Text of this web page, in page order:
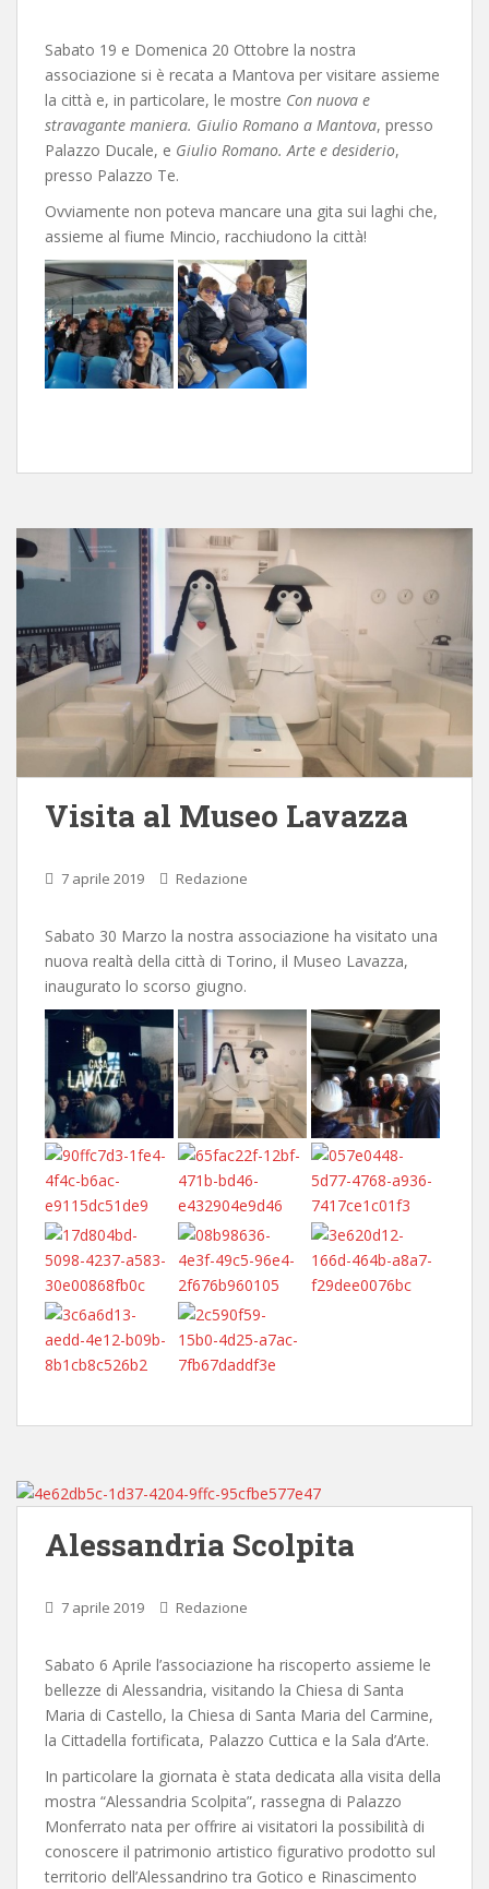
Sabato 19 e Domenica 20 Ottobre la nostra
associazione si è recata a Mantova per visitare assieme
la città e, in particolare, le mostre Con nuova e
stravagante maniera. Giulio Romano a Mantova, presso
Palazzo Ducale, e Giulio Romano. Arte e desiderio,
presso Palazzo Te.
Ovviamente non poteva mancare una gita sui laghi che,
assieme al fiume Mincio, racchiudono la città!
Visita al Museo Lavazza
7 aprile 2019 Redazione
Sabato 30 Marzo la nostra associazione ha visitato una
nuova realtà della città di Torino, il Museo Lavazza,
inaugurato lo scorso giugno.
Alessandria Scolpita
7 aprile 2019 Redazione
Sabato 6 Aprile l’associazione ha riscoperto assieme le
bellezze di Alessandria, visitando la Chiesa di Santa
Maria di Castello, la Chiesa di Santa Maria del Carmine,
la Cittadella fortificata, Palazzo Cuttica e la Sala d’Arte.
In particolare la giornata è stata dedicata alla visita della
mostra “Alessandria Scolpita”, rassegna di Palazzo
Monferrato nata per offrire ai visitatori la possibilità di
conoscere il patrimonio artistico figurativo prodotto sul
territorio dell’Alessandrino tra Gotico e Rinascimento